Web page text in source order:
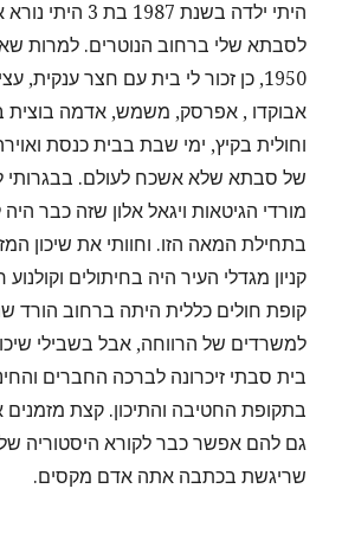
היתי ילדה בשנת 1987
לסבתא שלי ברחוב הנוטרים. למרות
1950, כן זכור לי בית עם חצר ענקית,
אבוקדו , אפרסק, משמש, אדמה בוצית
וחולית בקיץ, ימי שבת בבית כנסת
של סבתא שלא אשכח לעולם.
בתחילת המאה הזו. וחוותי את שיכון
קניון מגדלי העיר היה בחיתולים וקולנוע
קופת חולים כללית היתה ברחוב הורד
למשרדים של הרווחה, אבל בשבילי
בית סבתי זיכרונה לברכה החברים
בתקופת החטיבה והתיכון. קצת
גם להם אפשר כבר לקורא היסטוריה
שריגשת בכתבה אתה אדם מקסים.